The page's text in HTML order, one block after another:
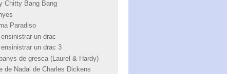
Chitty Bang Bang
Paradiso
un drac
un drac 3
de gresca (Laurel & Hardy)
de Nadal de Charles Dickens